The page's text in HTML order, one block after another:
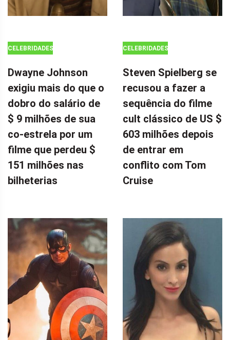
CELEBRIDADES
Dwayne Johnson
exigiu mais do que o
dobro do salário de
$ 9 milhões de sua
co-estrela por um
filme que perdeu $
151 milhões nas
bilheterias
CELEBRIDADES
Steven Spielberg se
recusou a fazer a
sequência do filme
cult clássico de US $
603 milhões depois
de entrar em
conflito com Tom
Cruise